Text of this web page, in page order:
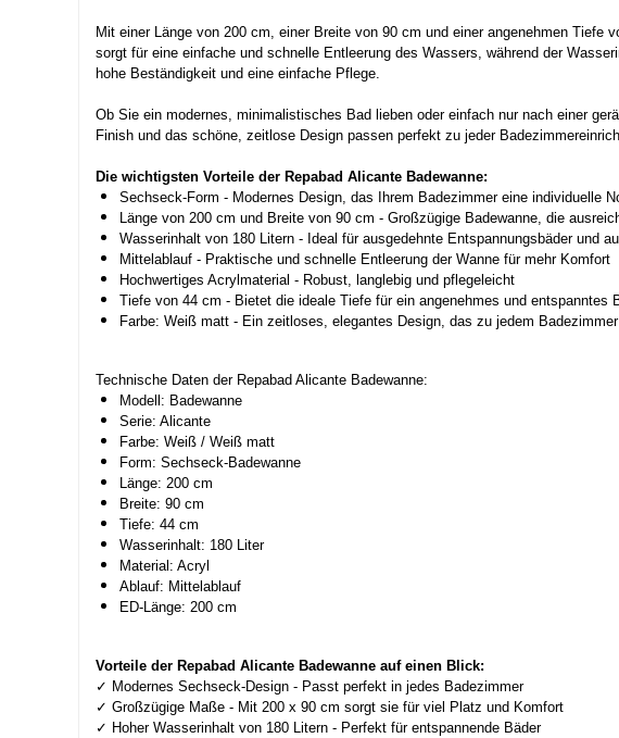
Mit einer Länge von 200 cm, einer Breite von 90 cm und einer angenehmen
sorgt für eine einfache und schnelle Entleerung des Wassers, während der
hohe Beständigkeit und eine einfache Pflege.
Ob Sie ein modernes, minimalistisches Bad lieben oder einfach nur nach einer
Finish und das schöne, zeitlose Design passen perfekt zu jeder
Die wichtigsten Vorteile der Repabad Alicante Badewanne:
Sechseck-Form - Modernes Design, das Ihrem Badezimmer eine individuelle
Länge von 200 cm und Breite von 90 cm - Großzügige Badewanne, die
Wasserinhalt von 180 Litern - Ideal für ausgedehnte Entspannungsbäder und
Mittelablauf - Praktische und schnelle Entleerung der Wanne für mehr Komfort
Hochwertiges Acrylmaterial - Robust, langlebig und pflegeleicht
Tiefe von 44 cm - Bietet die ideale Tiefe für ein angenehmes und entspanntes
Farbe: Weiß matt - Ein zeitloses, elegantes Design, das zu jedem
Technische Daten der Repabad Alicante Badewanne:
Modell: Badewanne
Serie: Alicante
Farbe: Weiß / Weiß matt
Form: Sechseck-Badewanne
Länge: 200 cm
Breite: 90 cm
Tiefe: 44 cm
Wasserinhalt: 180 Liter
Material: Acryl
Ablauf: Mittelablauf
ED-Länge: 200 cm
Vorteile der Repabad Alicante Badewanne auf einen Blick:
✓ Modernes Sechseck-Design - Passt perfekt in jedes Badezimmer
✓ Großzügige Maße - Mit 200 x 90 cm sorgt sie für viel Platz und Komfort
✓ Hoher Wasserinhalt von 180 Litern - Perfekt für entspannende Bäder